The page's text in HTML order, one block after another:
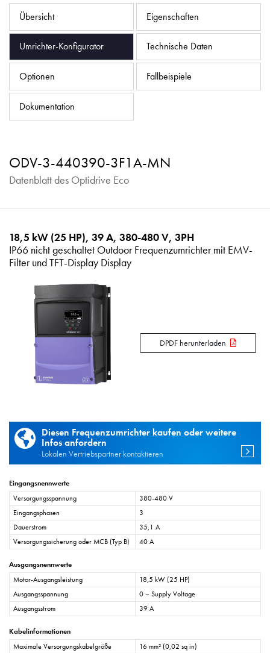
Übersicht Eigenschaften
Umrichter-Konfigurator Technische Daten
Optionen Fallbeispiele
Dokumentation
ODV-3-440390-3F1A-MN
Datenblatt des Optidrive Eco
18,5 kW (25 HP), 39 A, 380-480 V, 3PH
IP66 nicht geschaltet Outdoor Frequenzumrichter mit EMV-
Filter und TFT-Display Display
DPDF herunterladen
Diesen Frequenzumrichter kaufen oder weitere
Infos anfordern
Lokalen Vertriebspartner kontaktieren
Eingangsnennwerte
Versorgungsspannung
380-480 V
Eingangsphasen
3
Dauerstrom
35,1 A
Versorgungssicherung oder MCB (Typ B)
40 A
Ausgangsnennwerte
Motor-Ausgangsleistung
18,5 kW (25 HP)
Ausgangsspannung
0 – Supply Voltage
Ausgangsstrom
39 A
Kabelinformationen
Maximale Versorgungskabelgröße
16 mm² (0,02 sq in)
Datenschutzrichtlinie
Sitemap